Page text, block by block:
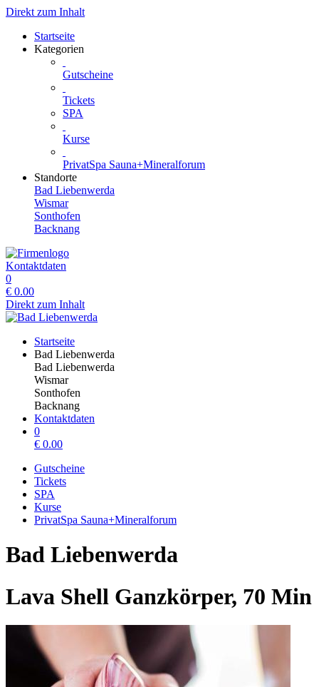
Direkt zum Inhalt
Startseite
Kategorien
Gutscheine
Tickets
SPA
Kurse
PrivatSpa Sauna+Mineralforum
Standorte
Bad Liebenwerda
Wismar
Sonthofen
Backnang
Kontaktdaten
0
€ 0.00
Direkt zum Inhalt
Startseite
Bad Liebenwerda
Bad Liebenwerda
Wismar
Sonthofen
Backnang
Kontaktdaten
0
€ 0.00
Gutscheine
Tickets
SPA
Kurse
PrivatSpa Sauna+Mineralforum
Bad Liebenwerda
Lava Shell Ganzkörper, 70 Min